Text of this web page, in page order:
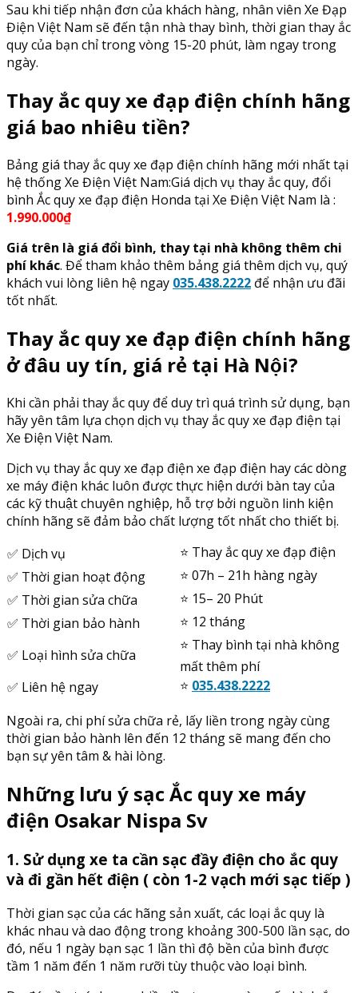
Sau khi tiếp nhận đơn của khách hàng, nhân viên Xe Đạp
Điện Việt Nam sẽ đến tận nhà thay bình, thời gian thay ắc
quy của bạn chỉ trong vòng 15-20 phút, làm ngay trong
ngày.
Thay ắc quy xe đạp điện chính hãng
giá bao nhiêu tiền?
Bảng giá thay ắc quy xe đạp điện chính hãng mới nhất tại
hệ thống Xe Điện Việt Nam:Giá dịch vụ thay ắc quy, đổi
bình Ắc quy xe đạp điện Honda tại Xe Điện Việt Nam là :
1.990.000₫
Giá trên là giá đổi bình, thay tại nhà không thêm chi
phí khác. Để tham khảo thêm bảng giá thêm dịch vụ, quý
khách vui lòng liên hệ ngay 035.438.2222 để nhận ưu đãi
tốt nhất.
Thay ắc quy xe đạp điện chính hãng
ở đâu uy tín, giá rẻ tại Hà Nội?
Khi cần phải thay ắc quy để duy trì quá trình sử dụng, bạn
hãy yên tâm lựa chọn dịch vụ thay ắc quy xe đạp điện tại
Xe Điện Việt Nam.
Dịch vụ thay ắc quy xe đạp điện xe đạp điện hay các dòng
xe máy điện khác luôn được thực hiện dưới bàn tay của
các kỹ thuật chuyên nghiệp, hỗ trợ bởi nguồn linh kiện
chính hãng sẽ đảm bảo chất lượng tốt nhất cho thiết bị.
✅ Dịch vụ
⭐️ Thay ắc quy xe đạp điện
✅ Thời gian hoạt động
⭐️ 07h – 21h hàng ngày
✅ Thời gian sửa chữa
⭐️ 15– 20 Phút
✅ Thời gian bảo hành
⭐️ 12 tháng
✅ Loại hình sửa chữa
⭐️ Thay bình tại nhà không
mất thêm phí
✅ Liên hệ ngay
⭐️ 035.438.2222
Ngoài ra, chi phí sửa chữa rẻ, lấy liền trong ngày cùng
thời gian bảo hành lên đến 12 tháng sẽ mang đến cho
bạn sự yên tâm & hài lòng.
Những lưu ý sạc Ắc quy xe máy
điện Osakar Nispa Sv
1. Sử dụng xe ta cần sạc đầy điện cho ắc quy
và đi gần hết điện ( còn 1-2 vạch mới sạc tiếp )
Thời gian sạc của các hãng sản xuất, các loại ắc quy là
khác nhau và dao động trong khoảng 300-500 lần sạc, do
đó, nếu 1 ngày bạn sạc 1 lần thì độ bền của bình được
tầm 1 năm đến 1 năm rưỡi tùy thuộc vào loại bình.